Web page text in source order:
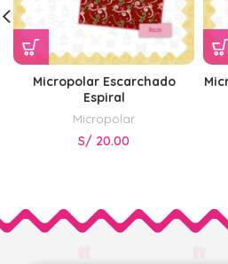
Micropolar Escarchado
Espiral
Micropolar
S/ 20.00